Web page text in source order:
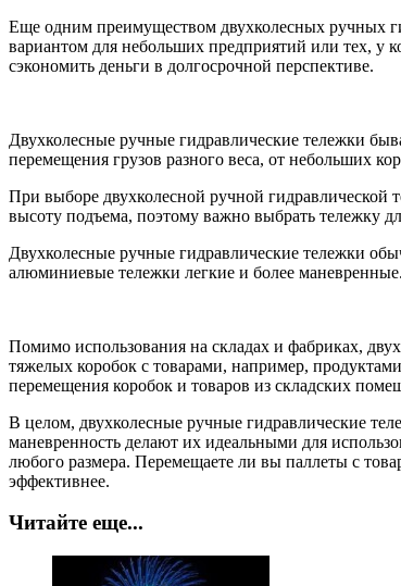
Еще одним преимуществом двухколесных ручных
вариантом для небольших предприятий или тех, у
сэкономить деньги в долгосрочной перспективе.
Двухколесные ручные гидравлические тележки
перемещения грузов разного веса, от небольших
При выборе двухколесной ручной гидравлической
высоту подъема, поэтому важно выбрать тележку
Двухколесные ручные гидравлические тележки
алюминиевые тележки легкие и более маневренные.
Помимо использования на складах и фабриках,
тяжелых коробок с товарами, например,
перемещения коробок и товаров из складских
В целом, двухколесные ручные гидравлические
маневренность делают их идеальными для
любого размера. Перемещаете ли вы паллеты с
эффективнее.
Читайте еще...